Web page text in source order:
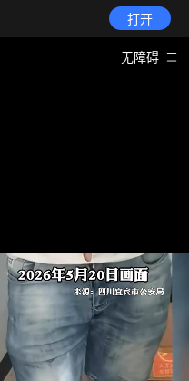
打开
无障碍